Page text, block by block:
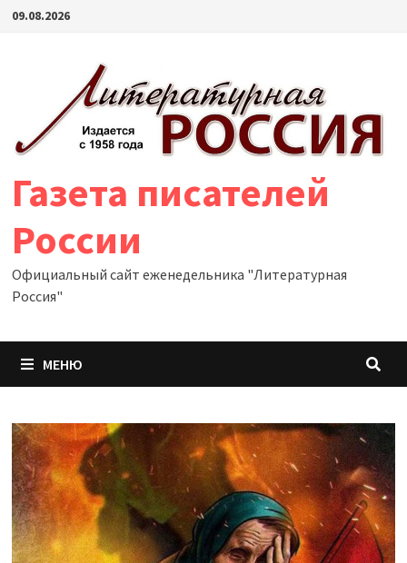
Перейти
09.08.2026
Газета писателей
России
Официальный сайт еженедельника "Литературная
Россия"
МЕНЮ